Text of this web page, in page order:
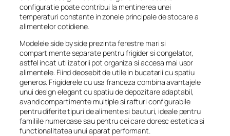
configuratie poate contribui la mentinerea unei
temperaturi constante in zonele principale de stocare a
alimentelor cotidiene.
Modelele side by side prezinta ferestre mari si
compartimente separate pentru frigider si congelator,
astfel incat utilizatorii pot organiza si accesa mai usor
alimentele. Fiind deosebit de utile in bucatarii cu spatiu
generos. Frigiderele cu usa franceza combina avantajele
unui design elegant cu spatiu de depozitare adaptabil,
avand compartimente multiple si rafturi configurabile
pentru diferite tipuri de alimente si bauturi, ideale pentru
familiile numeroase sau pentru cei care doresc estetica si
functionalitatea unui aparat performant.